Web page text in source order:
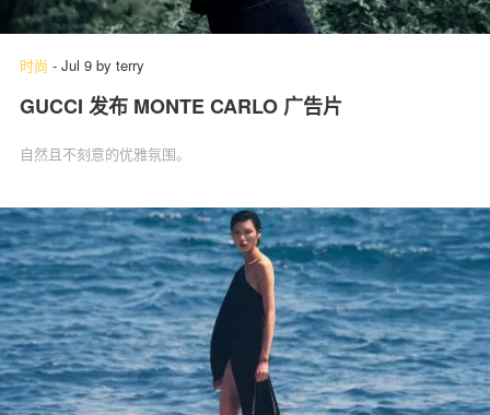
时尚 - Jul 9 by terry
GUCCI 发布 MONTE CARLO 广告片
自然且不刻意的优雅氛围。